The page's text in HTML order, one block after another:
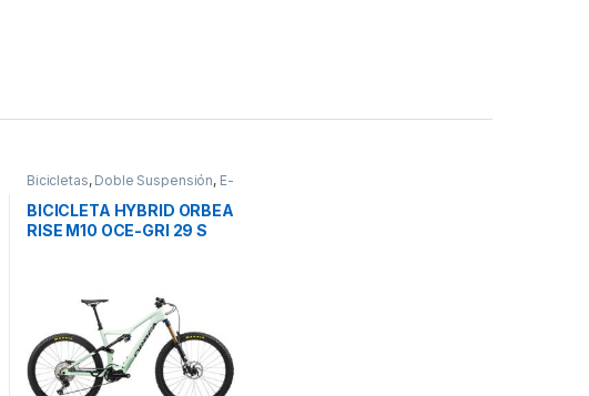
Bicicletas, Doble Suspensión, E-
Promoción Bici
Promociones
BICICLETA HYBRID ORBEA
RISE M10 OCE-GRI 29 S